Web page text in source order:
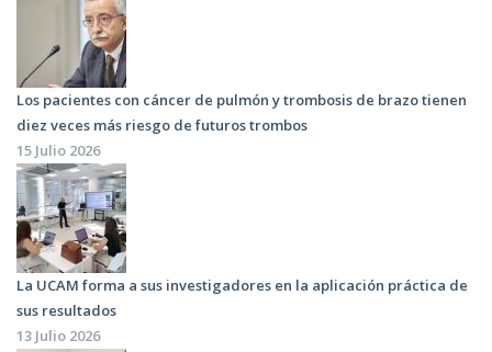
Los pacientes con cáncer de pulmón y trombosis de brazo tienen
diez veces más riesgo de futuros trombos
15 Julio 2026
La UCAM forma a sus investigadores en la aplicación práctica de
sus resultados
13 Julio 2026